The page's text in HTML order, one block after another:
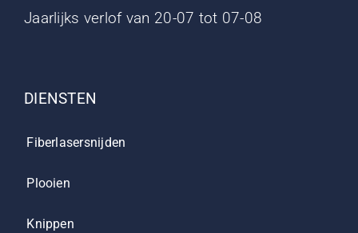
Jaarlijks verlof van 20-07 tot 07-08
DIENSTEN
Fiberlasersnijden
Plooien
Knippen